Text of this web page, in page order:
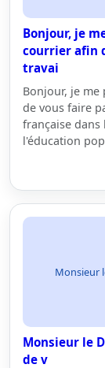
Bonjour, je
courrier afin
travai
Bonjour, je me
de vous faire
française dans
l'éducation
Monsieur
Monsieur le
de v